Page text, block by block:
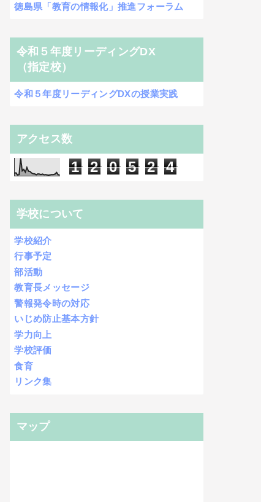
徳島県「教育の情報化」推進フォーラム
令和５年度リーディングDX
（指定校）
令和５年度リーディングDXの授業実践
アクセス数
1 2 0 5 2 4
学校について
学校紹介
行事予定
部活動
教育長メッセージ
警報発令時の対応
いじめ防止基本方針
学力向上
学校評価
食育
リンク集
マップ